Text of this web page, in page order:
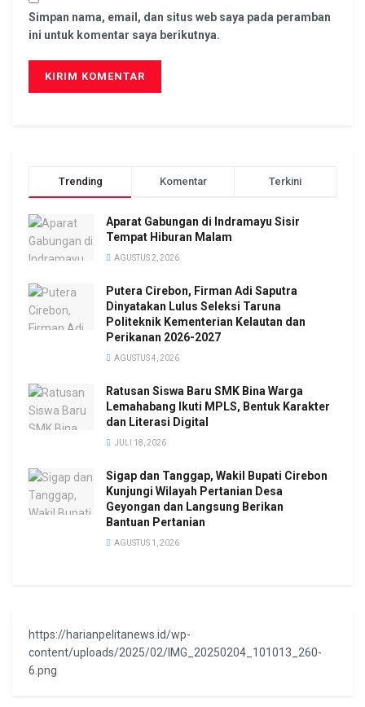
Simpan nama, email, dan situs web saya pada peramban
ini untuk komentar saya berikutnya.
Trending Komentar Terkini
Aparat Gabungan di Indramayu Sisir
Tempat Hiburan Malam
AGUSTUS 2, 2026
Putera Cirebon, Firman Adi Saputra
Dinyatakan Lulus Seleksi Taruna
Politeknik Kementerian Kelautan dan
Perikanan 2026-2027
AGUSTUS 4, 2026
Ratusan Siswa Baru SMK Bina Warga
Lemahabang Ikuti MPLS, Bentuk Karakter
dan Literasi Digital
JULI 18, 2026
Sigap dan Tanggap, Wakil Bupati Cirebon
Kunjungi Wilayah Pertanian Desa
Geyongan dan Langsung Berikan
Bantuan Pertanian
AGUSTUS 1, 2026
https://harianpelitanews.id/wp-
content/uploads/2025/02/IMG_20250204_101013_260-
6.png